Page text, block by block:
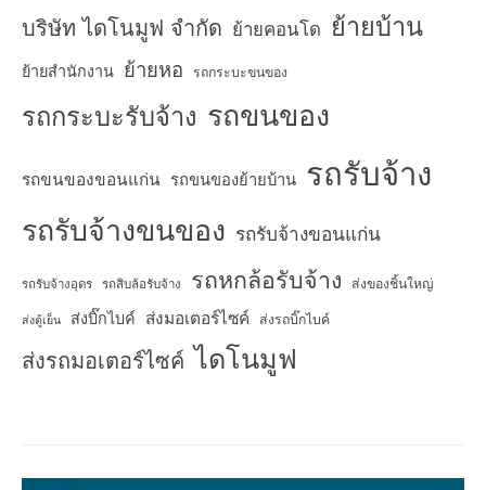
บริษัท ไดโนมูฟ จำกัด ย้ายคอนโด ย้ายบ้าน
ย้ายสำนักงาน ย้ายหอ รถกระบะขนของ
รถกระบะรับจ้าง รถขนของ
รถขนของขอนแก่น รถขนของย้ายบ้าน รถรับจ้าง
รถรับจ้างขนของ รถรับจ้างขอนแก่น
รถรับจ้างอุดร รถสิบล้อรับจ้าง รถหกล้อรับจ้าง ส่งของชิ้นใหญ่
ส่งตู้เย็น ส่งบิ๊กไบค์ ส่งมอเตอร์ไซค์ ส่งรถบิ๊กไบค์
ส่งรถมอเตอร์ไซค์ ไดโนมูฟ